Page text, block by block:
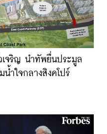
วเจริญ นำทัพยื่นประมูล
ำใจกลางสิงคโปร์